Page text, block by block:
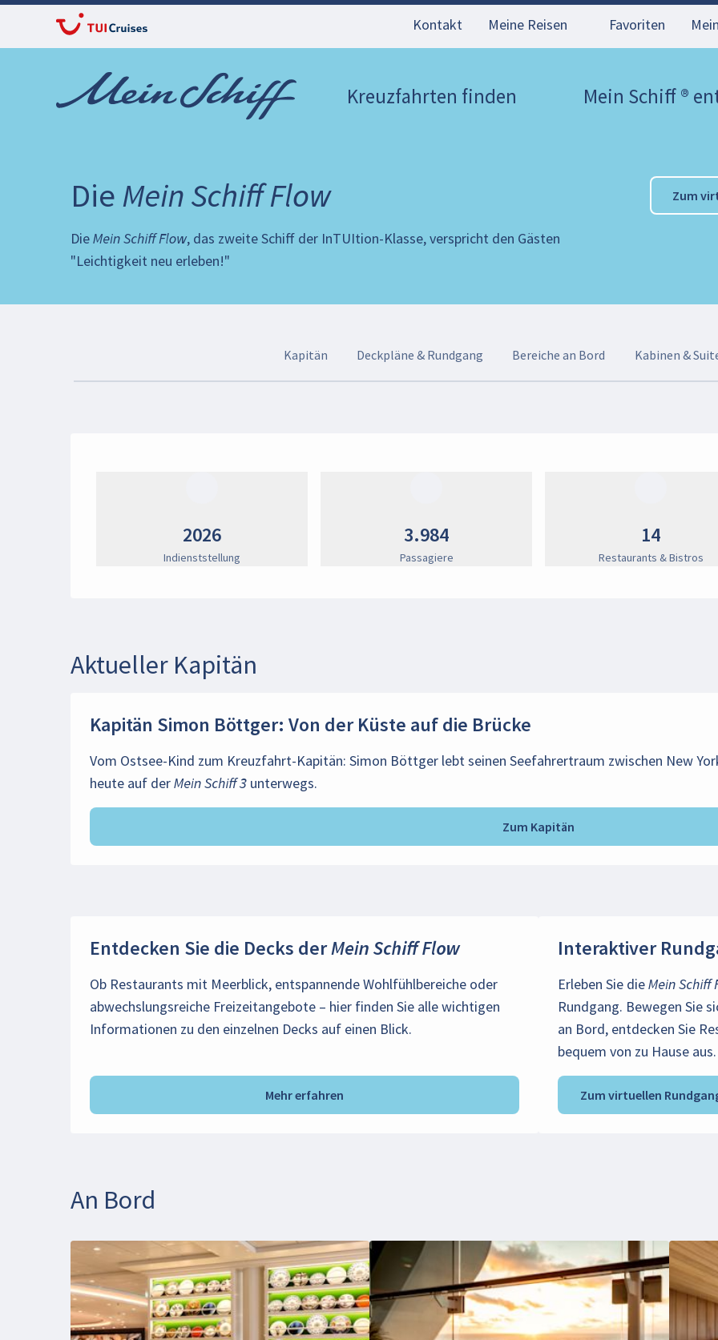
Kontakt Meine Reisen Favoriten
Kreuzfahrten finden Mein Schiff ®
Die Mein Schiff Flow
DieMein Schiff Flow, das zweite Schiff der InTUItion-Klasse, verspricht den Gästen
"Leichtigkeit neu erleben!"
Zum
Kapitän Deckpläne & Rundgang Bereiche an Bord Kabinen &
2026
Indienststellung
3.984
Passagiere
14
Restaurants & Bistros
Aktueller Kapitän
Kapitän Simon Böttger: Von der Küste auf die Brücke
Vom Ostsee-Kind zum Kreuzfahrt-Kapitän: Simon Böttger lebt seinen Seefahrertraum zwischen New
heute auf derMein Schiff 3 unterwegs.
Zum Kapitän
Entdecken Sie die Decks derMein Schiff Flow
Ob Restaurants mit Meerblick, entspannende Wohlfühlbereiche oder
abwechslungsreiche Freizeitangebote – hier finden Sie alle wichtigen
Informationen zu den einzelnen Decks auf einen Blick.
Mehr erfahren
Interaktiver
Erleben Sie dieMein Schiff
Rundgang. Bewegen Sie
an Bord, entdecken Sie
bequem von zu Hause aus.
Zum virtuellen
An Bord